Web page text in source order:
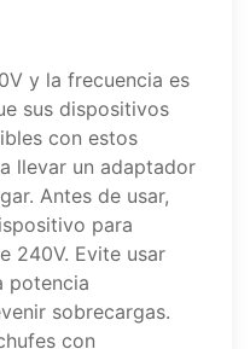
y la frecuencia es
sus dispositivos
con estos
llevar un adaptador
Antes de usar,
para
240V. Evite usar
potencia
sobrecargas.
con